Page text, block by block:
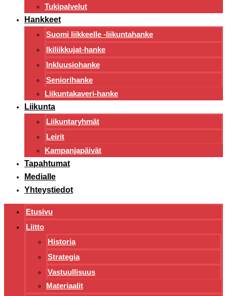
Tukipalvelut
Hankkeet
Suomi liikkeelle -liikuntahanke
Ikiliikkujat-hanke
Inkluusiohanke
Seniorihanke
Liikuntakaveri-hanke
Liikunta
Liikuntaryhmät
Leirit
Kampanjapäivät
Tapahtumat
Medialle
Yhteystiedot
Etusivu
Liitto
Historia
Strategia
Vastuullisuus
Materiaalit